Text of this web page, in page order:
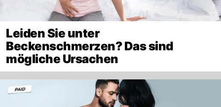
Leiden Sie unter
Beckenschmerzen? Das sind
mögliche Ursachen